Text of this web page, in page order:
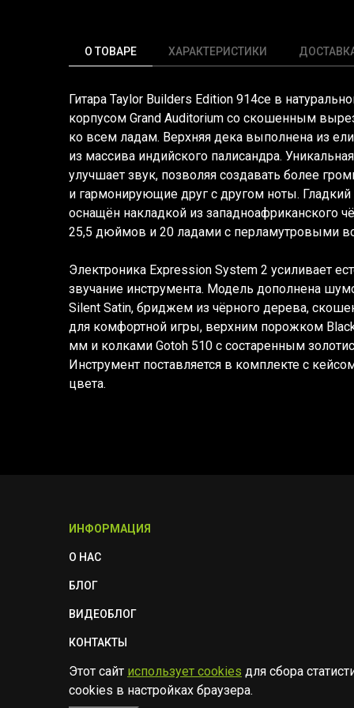
О ТОВАРЕ ХАРАКТЕРИСТИКИ
Гитара Taylor Builders Edition 914ce в
корпусом Grand Auditorium со скошенным
ко всем ладам. Верхняя дека выполнена из
из массива индийского палисандра.
улучшает звук, позволяя создавать более
и гармонирующие друг с другом ноты.
оснащён накладкой из западноафриканского
25,5 дюймов и 20 ладами с перламутровыми
Электроника Expression System 2 усиливает
звучание инструмента. Модель дополнена
Silent Satin, бриджем из чёрного дерева,
для комфортной игры, верхним порожком
мм и колками Gotoh 510 с состаренным
Инструмент поставляется в комплекте с
цвета.
ИНФОРМАЦИЯ
О НАС
БЛОГ
ВИДЕОБЛОГ
КОНТАКТЫ
ПОЛИТИКА БЕЗОПАСНОСТИ
Этот сайт использует cookies для сбора
cookies в настройках браузера.